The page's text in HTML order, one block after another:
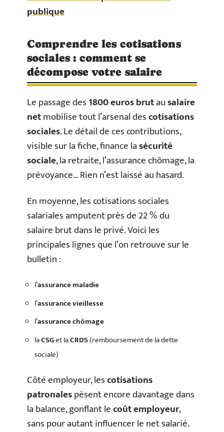
publique
Comprendre les cotisations
sociales : comment se
décompose votre salaire
Le passage des1800 euros brutausalaire
netmobilise tout l’arsenal descotisations
sociales. Le détail de ces contributions,
visible sur la fiche, finance lasécurité
sociale, la retraite, l’assurance chômage, la
prévoyance… Rien n’est laissé au hasard.
En moyenne, les cotisations sociales
salariales amputent près de 22 % du
salaire brut dans le privé. Voici les
principales lignes que l’on retrouve sur le
bulletin :
l’assurance maladie
l’assurance vieillesse
l’assurance chômage
laCSGet laCRDS(remboursement de la dette
sociale)
Côté employeur, lescotisations
patronalespèsent encore davantage dans
la balance, gonflant lecoût employeur,
sans pour autant influencer le net salarié.